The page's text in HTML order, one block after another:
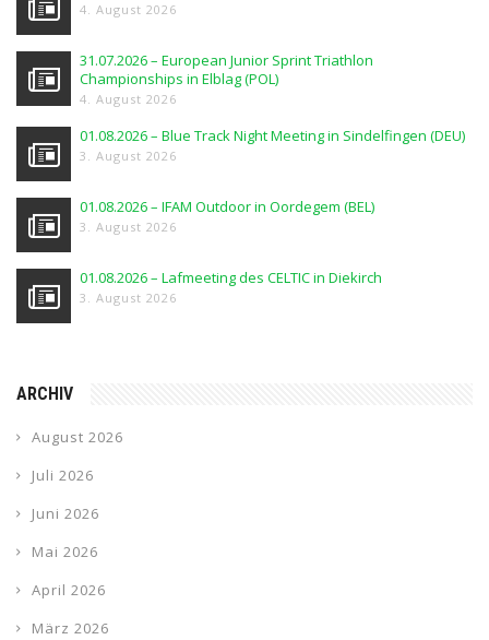
4. August 2026
31.07.2026 – European Junior Sprint Triathlon
Championships in Elblag (POL)
4. August 2026
01.08.2026 – Blue Track Night Meeting in Sindelfingen (DEU)
3. August 2026
01.08.2026 – IFAM Outdoor in Oordegem (BEL)
3. August 2026
01.08.2026 – Lafmeeting des CELTIC in Diekirch
3. August 2026
ARCHIV
August 2026
Juli 2026
Juni 2026
Mai 2026
April 2026
März 2026